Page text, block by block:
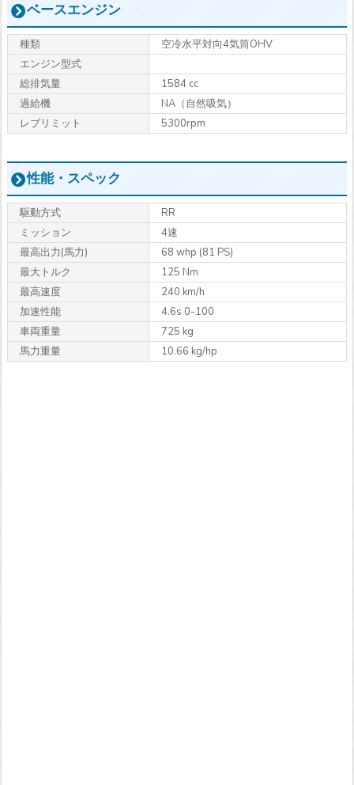
ベースエンジン
種類
空冷水平対向4気筒OHV
エンジン型式
総排気量
1584 cc
過給機
NA（自然吸気）
レブリミット
5300rpm
性能・スペック
駆動方式
RR
ミッション
4速
最高出力(馬力)
68 whp (81 PS)
最大トルク
125 Nm
最高速度
240 km/h
加速性能
4.6s 0-100
車両重量
725 kg
馬力重量
10.66 kg/hp